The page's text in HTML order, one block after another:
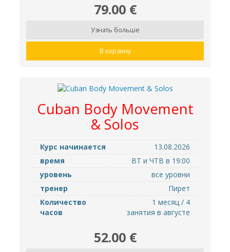
79.00 €
Узнать больше
В корзину
Cuban Body Movement
& Solos
Курс начинается
13.08.2026
время
ВТ и ЧТВ в 19:00
уровень
все уровни
тренер
Пирет
Количество
часов
1 месяц / 4
занятия в августе
52.00 €